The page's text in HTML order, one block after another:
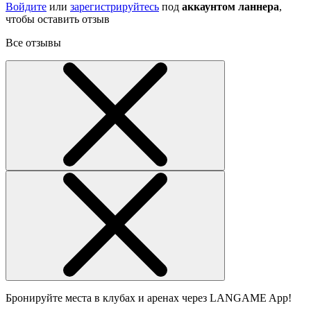
Войдите или зарегистрируйтесь под аккаунтом ланнера,
чтобы оставить отзыв
Все отзывы
Бронируйте места в клубах и аренах через LANGAME App!